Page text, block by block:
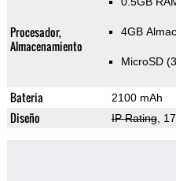
Procesador,
Almacenamiento
4GB
MicroSD
Bateria 2100 mAh
Diseño IP Rating,